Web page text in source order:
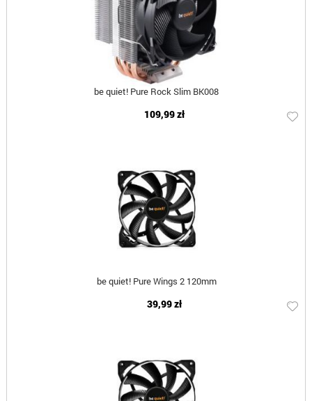
be quiet! Pure Rock Slim BK008
109,99 zł
be quiet! Pure Wings 2 120mm
39,99 zł